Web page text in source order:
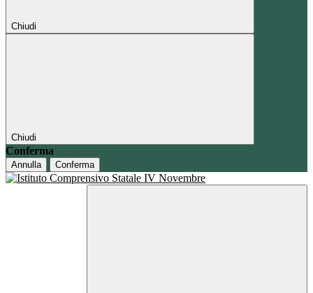
Chiudi
Chiudi
Conferma
Annulla Conferma